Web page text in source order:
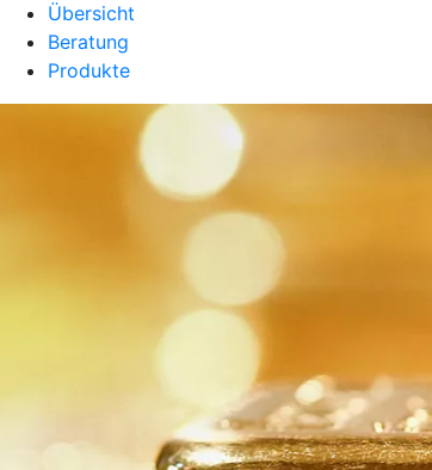
Übersicht
Beratung
Produkte